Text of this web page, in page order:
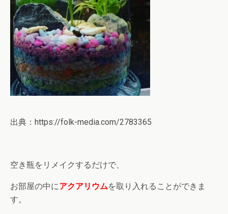
出典：https://folk-media.com/2783365
空き瓶をリメイクするだけで、
お部屋の中にアクアリウムを取り入れることができま
す。